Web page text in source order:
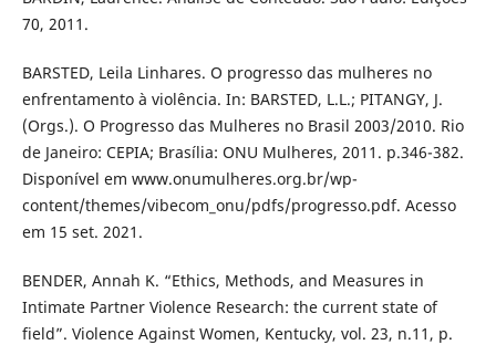
70, 2011.
BARSTED, Leila Linhares. O progresso das mulheres no
enfrentamento à violência. In: BARSTED, L.L.; PITANGY, J.
(Orgs.). O Progresso das Mulheres no Brasil 2003/2010. Rio
de Janeiro: CEPIA; Brasília: ONU Mulheres, 2011. p.346-382.
Disponível em www.onumulheres.org.br/wp-
content/themes/vibecom_onu/pdfs/progresso.pdf. Acesso
em 15 set. 2021.
BENDER, Annah K. “Ethics, Methods, and Measures in
Intimate Partner Violence Research: the current state of
field”. Violence Against Women, Kentucky, vol. 23, n.11, p.